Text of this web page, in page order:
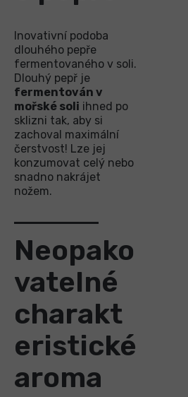
Inovativní podoba
dlouhého pepře
fermentovaného v soli.
Dlouhý pepř je
fermentován v
mořské soli ihned po
sklizni tak, aby si
zachoval maximální
čerstvost! Lze jej
konzumovat celý nebo
snadno nakrájet
nožem.
Neopako
vatelné
charakt
eristické
aroma